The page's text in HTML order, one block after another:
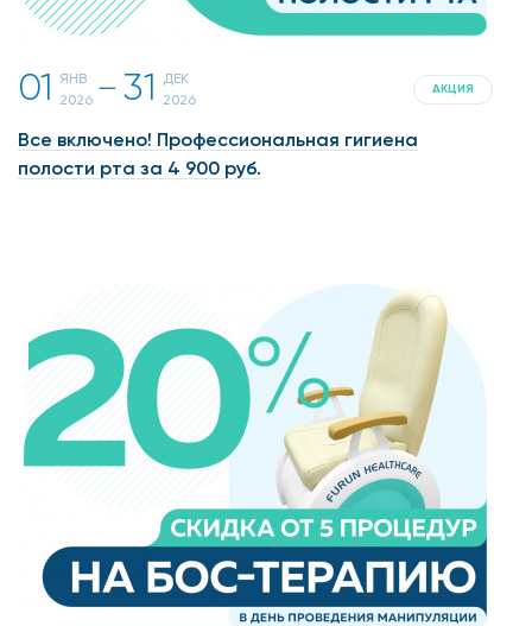
01
ЯНВ
2026 一 31
ДЕК
2026
АКЦИЯ
Все включено! Профессиональная гигиена
полости рта за 4 900 руб.